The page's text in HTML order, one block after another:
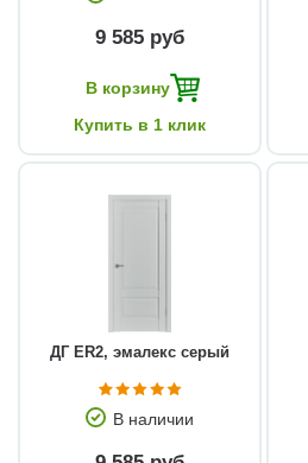
9 585 руб
В корзину
Купить в 1 клик
ДГ ЕR2, эмалекс серый
В наличии